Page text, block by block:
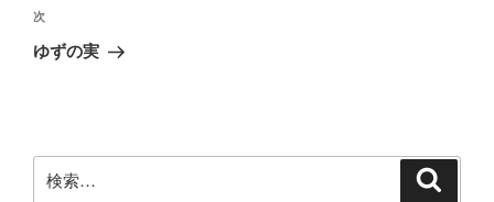
ビ
ゲ
ン
稿
次
の
次
ゆずの実
索: